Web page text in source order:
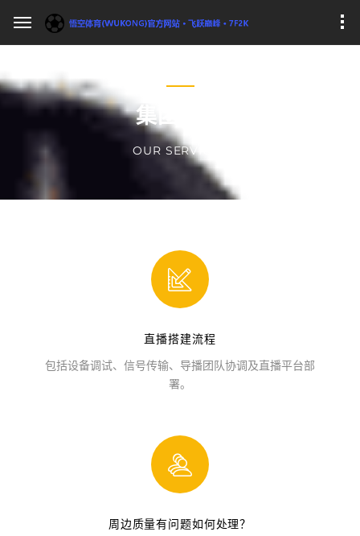
集团服务
OUR SERVICES
直播搭建流程
包括设备调试、信号传输、导播团队协调及直播平台部
署。
周边质量有问题如何处理？